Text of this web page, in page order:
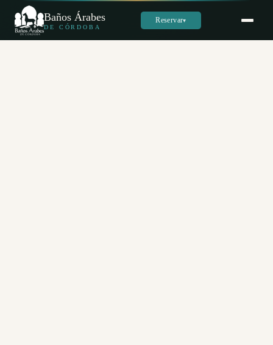
Baños Árabes
DE CÓRDOBA
Reservar▾